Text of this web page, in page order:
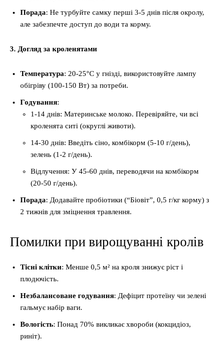
Порада: Не турбуйте самку перші 3-5 днів після окролу,
але забезпечте доступ до води та корму.
3. Догляд за кроленятами
Температура: 20-25°C у гнізді, використовуйте лампу
обігріву (100-150 Вт) за потреби.
Годування:
1-14 днів: Материнське молоко. Перевіряйте, чи всі
кроленята ситі (округлі животи).
14-30 днів: Введіть сіно, комбікорм (5-10 г/день),
зелень (1-2 г/день).
Відлучення: У 45-60 днів, переводячи на комбікорм
(20-50 г/день).
Порада: Додавайте пробіотики (“Біовіт”, 0,5 г/кг корму) з
2 тижнів для зміцнення травлення.
Помилки при вирощуванні кролів
Тісні клітки: Менше 0,5 м² на кроля знижує ріст і
плодючість.
Незбалансоване годування: Дефіцит протеїну чи зелені
гальмує набір ваги.
Вологість: Понад 70% викликає хвороби (кокцидіоз,
риніт).